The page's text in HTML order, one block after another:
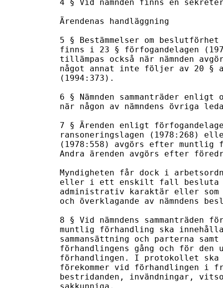
4 § Vid nämnden finns en
Ärendenas handläggning
5 § Bestämmelser om
finns i 23 § förfogandelagen
tillämpas också när nämnden
något annat inte följer av 20 §
(1994:373).
6 § Nämnden sammanträder enligt
när någon av nämndens övriga
7 § Ärenden enligt
ransoneringslagen (1978:268)
(1978:558) avgörs efter
Andra ärenden avgörs efter
Myndigheten får dock i
eller i ett enskilt fall besluta
administrativ karaktär eller som
och överklagande av nämndens
8 § Vid nämndens
muntlig förhandling ska innehålla
sammansättning och parterna
förhandlingens gång och för den
förhandlingen. I protokollet ska
förekommer vid förhandlingen i
bestridanden, invändningar,